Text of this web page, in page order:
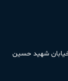
خیابان شهید حسین